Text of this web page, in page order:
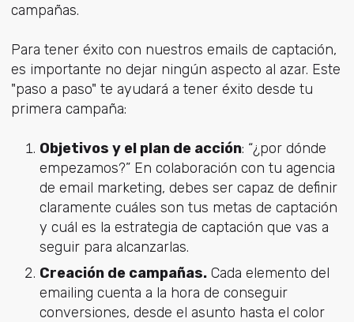
campañas.
Para tener éxito con nuestros emails de captación,
es importante no dejar ningún aspecto al azar. Este
"paso a paso" te ayudará a tener éxito desde tu
primera campaña:
Objetivos y el plan de acción: “¿por dónde
empezamos?” En colaboración con tu agencia
de email marketing, debes ser capaz de definir
claramente cuáles son tus metas de captación
y cuál es la estrategia de captación que vas a
seguir para alcanzarlas.
Creación de campañas.Cada elemento del
emailing cuenta a la hora de conseguir
conversiones, desde el asunto hasta el color